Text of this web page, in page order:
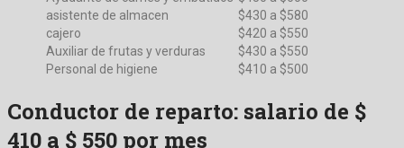
asistente de almacen
$430 a $580
cajero
$420 a $550
Auxiliar de frutas y verduras
$430 a $550
Personal de higiene
$410 a $500
Conductor de reparto: salario de $
410 a $ 550 por mes